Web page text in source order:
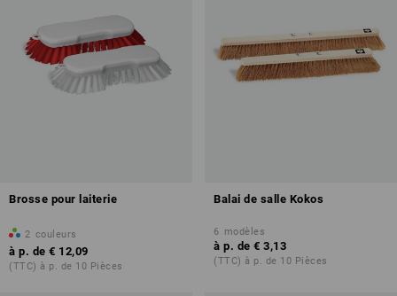
Brosse pour laiterie
2 couleurs
à p. de € 12,09
(TTC) à p. de 10 Pièces
Balai de salle Kokos
6 modèles
à p. de € 3,13
(TTC) à p. de 10 Pièces